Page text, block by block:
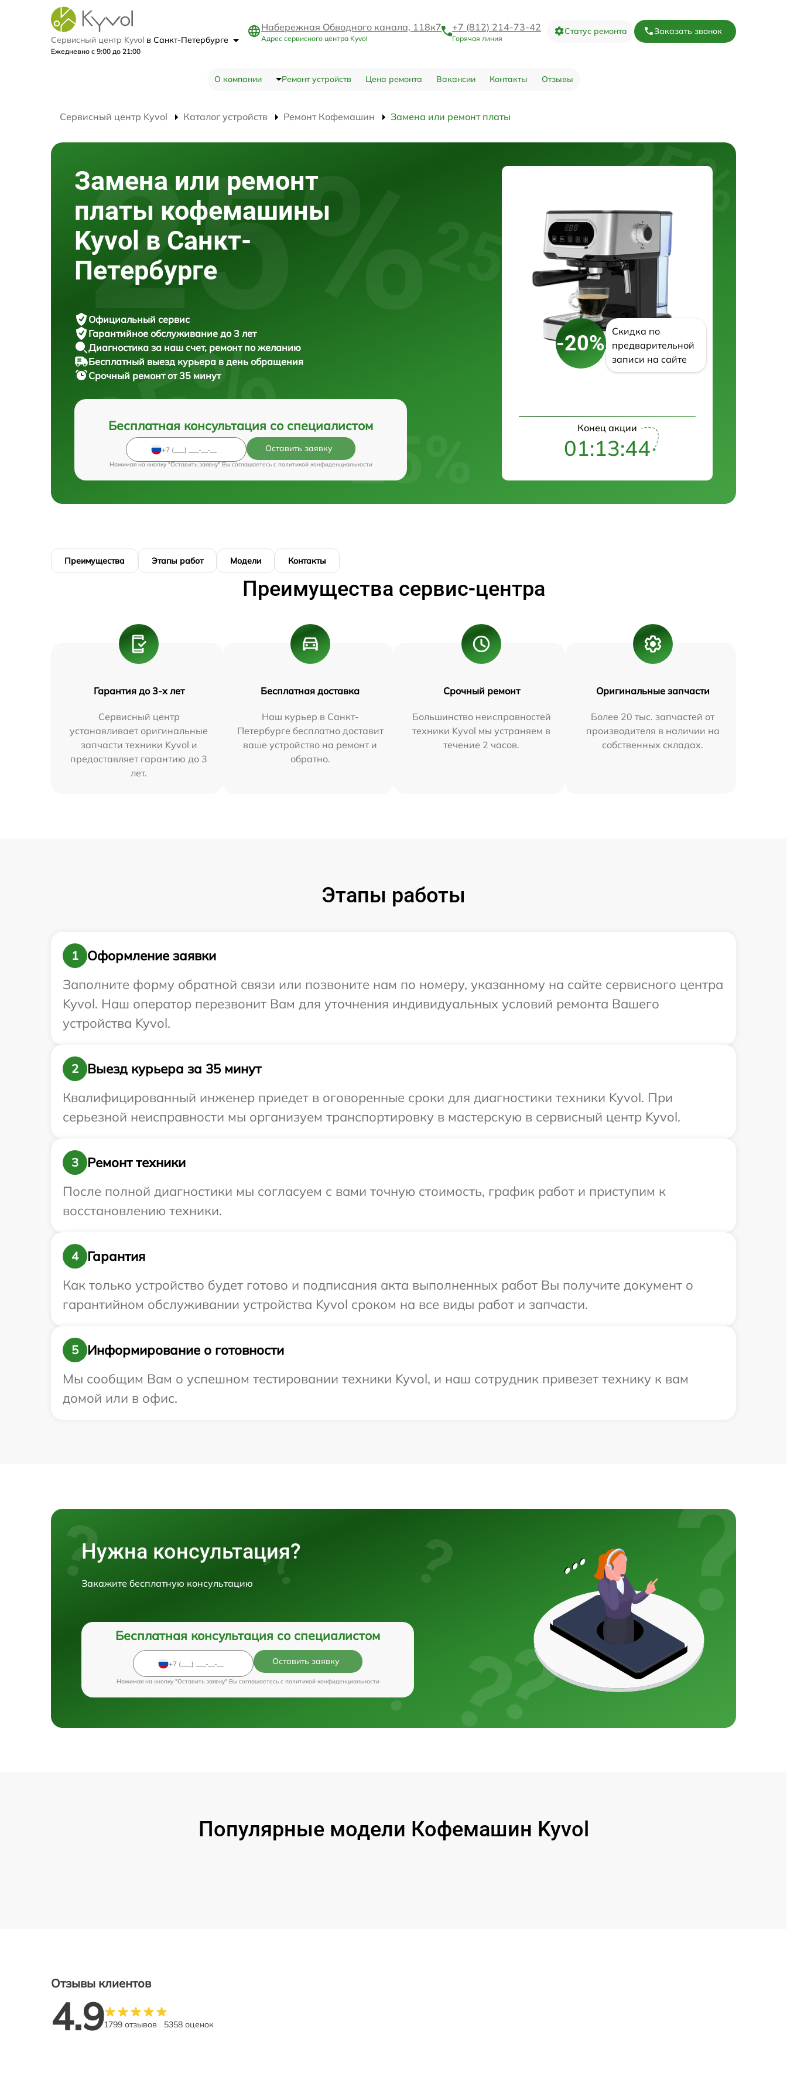
Сервисный центр Kyvol в Санкт-Петербурге
Ежедневно с 9:00 до 21:00
Набережная Обводного канала, 118к7
Адрес сервисного центра Kyvol
+7 (812) 214-73-42
Горячая линия
Статус ремонта Заказать звонок
О компании Ремонт устройств Цена ремонта Вакансии Контакты Отзывы
Сервисный центр Kyvol Каталог устройств Ремонт Кофемашин Замена или ремонт платы
Замена или ремонт
платы кофемашины
Kyvol в Санкт-
Петербурге
Официальный сервис
Гарантийное обслуживание до 3 лет
Диагностика за наш счет, ремонт по желанию
Бесплатный выезд курьера в день обращения
Срочный ремонтот 35 минут
Бесплатная консультация со специалистом
Оставить заявку
Нажимая на кнопку "Оставить заявку" Вы соглашаетесь c политикой конфиденциальности
-20%
Скидка по
предварительной
записи на сайте
Конец акции
01:13:43
Преимущества Этапы работ Модели Контакты
Преимущества сервис-центра
Гарантия до 3-х лет
Сервисный центр
устанавливает оригинальные
запчасти техники Kyvol и
предоставляет гарантию до 3
лет.
Бесплатная доставка
Наш курьер в Санкт-
Петербурге бесплатно доставит
ваше устройство на ремонт и
обратно.
Срочный ремонт
Большинство неисправностей
техники Kyvol мы устраняем в
течение 2 часов.
Оригинальные запчасти
Более 20 тыс. запчастей от
производителя в наличии на
собственных складах.
Этапы работы
1
Оформление заявки
Заполните форму обратной связи или позвоните нам по номеру, указанному на сайте сервисного центра
Kyvol. Наш оператор перезвонит Вам для уточнения индивидуальных условий ремонта Вашего
устройства Kyvol.
2
Выезд курьера за 35 минут
Квалифицированный инженер приедет в оговоренные сроки для диагностики техники Kyvol. При
серьезной неисправности мы организуем транспортировку в мастерскую в сервисный центр Kyvol.
3
Ремонт техники
После полной диагностики мы согласуем с вами точную стоимость, график работ и приступим к
восстановлению техники.
4
Гарантия
Как только устройство будет готово и подписания акта выполненных работ Вы получите документ о
гарантийном обслуживании устройства Kyvol сроком на все виды работ и запчасти.
5
Информирование о готовности
Мы сообщим Вам о успешном тестировании техники Kyvol, и наш сотрудник привезет технику к вам
домой или в офис.
Нужна консультация?
Закажите бесплатную консультацию
Бесплатная консультация со специалистом
Оставить заявку
Нажимая на кнопку "Оставить заявку" Вы соглашаетесь c политикой конфиденциальности
Популярные модели Кофемашин Kyvol
Отзывы клиентов
4.91799 отзывов 5358 оценок